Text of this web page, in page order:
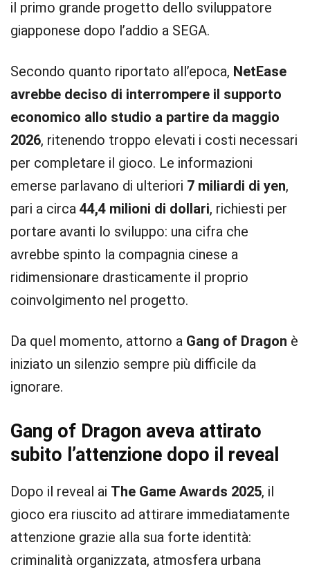
il primo grande progetto dello sviluppatore
giapponese dopo l’addio a SEGA.
Secondo quanto riportato all’epoca, NetEase
avrebbe deciso di interrompere il supporto
economico allo studio a partire da maggio
2026, ritenendo troppo elevati i costi necessari
per completare il gioco. Le informazioni
emerse parlavano di ulteriori 7 miliardi di yen,
pari a circa 44,4 milioni di dollari, richiesti per
portare avanti lo sviluppo: una cifra che
avrebbe spinto la compagnia cinese a
ridimensionare drasticamente il proprio
coinvolgimento nel progetto.
Da quel momento, attorno a Gang of Dragon è
iniziato un silenzio sempre più difficile da
ignorare.
Gang of Dragon aveva attirato
subito l’attenzione dopo il reveal
Dopo il reveal ai The Game Awards 2025, il
gioco era riuscito ad attirare immediatamente
attenzione grazie alla sua forte identità:
criminalità organizzata, atmosfera urbana